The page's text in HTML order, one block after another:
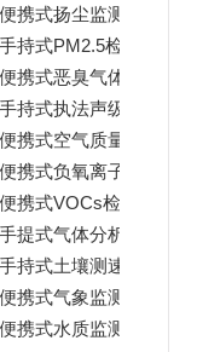
便携式扬尘监测仪
手持式PM2.5检测仪
便携式恶臭气体检测仪
手持式执法声级计
便携式空气质量监测仪
便携式负氧离子检测仪
便携式VOCs检测仪
手提式气体分析仪
手持式土壤测速仪
便携式气象监测仪
便携式水质监测仪